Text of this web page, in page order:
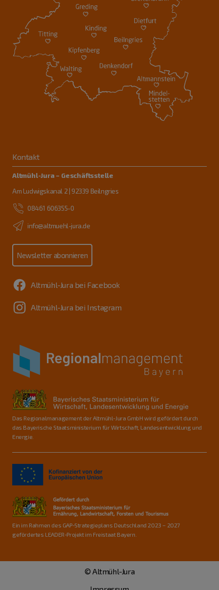
Kontakt
Altmühl-Jura – Geschäftsstelle
Am Ludwigskanal 2 | 92339 Beilngries
08461 606355-0
info@altmuehl-jura.de
Newsletter abonnieren
Altmühl-Jura bei Facebook
Altmühl-Jura bei Instagram
Das Regionalmanagement der Altmühl-Jura GmbH wird gefördert durch
das Bayerische Staatsministerium für Wirtschaft, Landesentwicklung und
Energie.
Ein im Rahmen des GAP-Strategieplans Deutschland 2023 – 2027
gefördertes LEADER-Projekt im Freistaat Bayern.
© Altmühl-Jura